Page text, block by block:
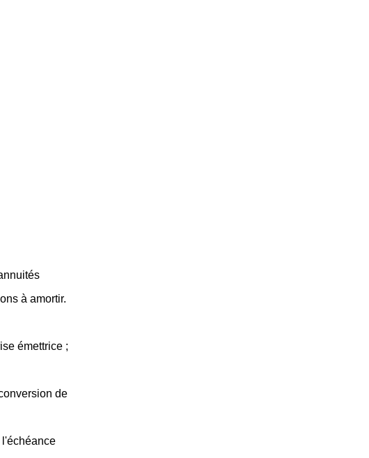
à amortir.
émettrice ;
de